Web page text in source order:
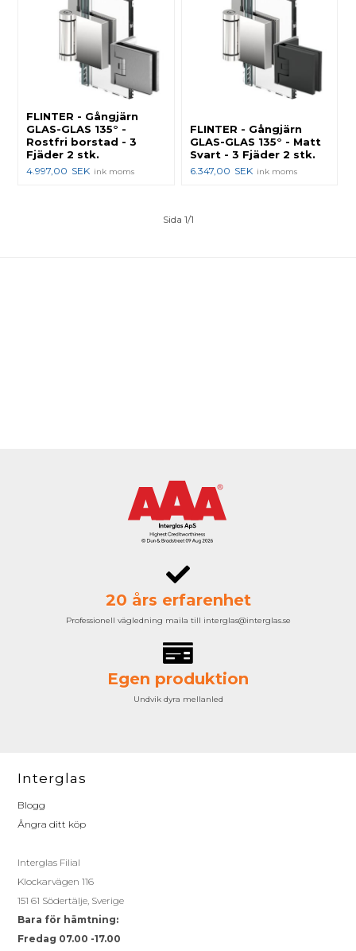
FLINTER - Gångjärn
GLAS-GLAS 135° -
Rostfri borstad - 3
Fjäder 2 stk.
4.997,00 SEK ink moms
FLINTER - Gångjärn
GLAS-GLAS 135° - Matt
Svart - 3 Fjäder 2 stk.
6.347,00 SEK ink moms
Sida 1/1
20 års erfarenhet
Professionell vägledning maila till interglas@interglas.se
Egen produktion
Undvik dyra mellanled
Interglas
Blogg
Ångra ditt köp
Interglas Filial
Klockarvägen 116
151 61 Södertälje, Sverige
Bara för hämtning:
Fredag 07.00 -17.00